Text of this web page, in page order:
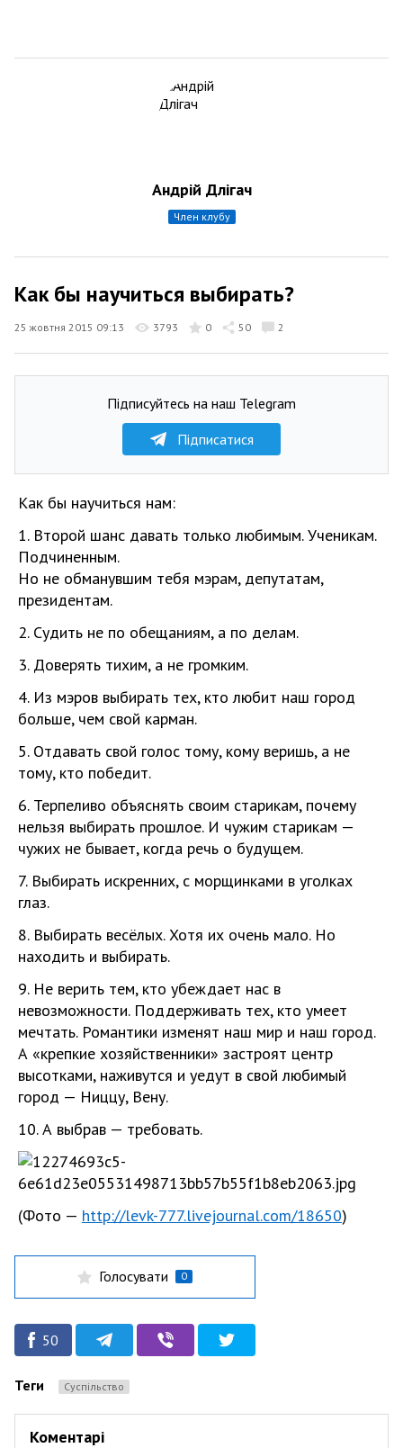
Андрій Длігач
член клубу
Как бы научиться выбирать?
25 жовтня 2015 09:13 3793 0 50 2
Підписуйтесь на наш Telegram
Підписатися
Как бы научиться нам:
1. Второй шанс давать только любимым. Ученикам.
Подчиненным.
Но не обманувшим тебя мэрам, депутатам,
президентам.
2. Судить не по обещаниям, а по делам.
3. Доверять тихим, а не громким.
4. Из мэров выбирать тех, кто любит наш город
больше, чем свой карман.
5. Отдавать свой голос тому, кому веришь, а не
тому, кто победит.
6. Терпеливо объяснять своим старикам, почему
нельзя выбирать прошлое. И чужим старикам —
чужих не бывает, когда речь о будущем.
7. Выбирать искренних, с морщинками в уголках
глаз.
8. Выбирать весёлых. Хотя их очень мало. Но
находить и выбирать.
9. Не верить тем, кто убеждает нас в
невозможности. Поддерживать тех, кто умеет
мечтать. Романтики изменят наш мир и наш город.
А «крепкие хозяйственники» застроят центр
высотками, наживутся и уедут в свой любимый
город — Ниццу, Вену.
10. А выбрав — требовать.
(Фото — http://levk-777.livejournal.com/18650)
Голосувати 0
50
Теги Суспільство
Коментарі